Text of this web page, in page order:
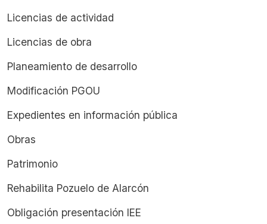
Licencias de actividad
Licencias de obra
Planeamiento de desarrollo
Modificación PGOU
Expedientes en información pública
Obras
Patrimonio
Rehabilita Pozuelo de Alarcón
Obligación presentación IEE